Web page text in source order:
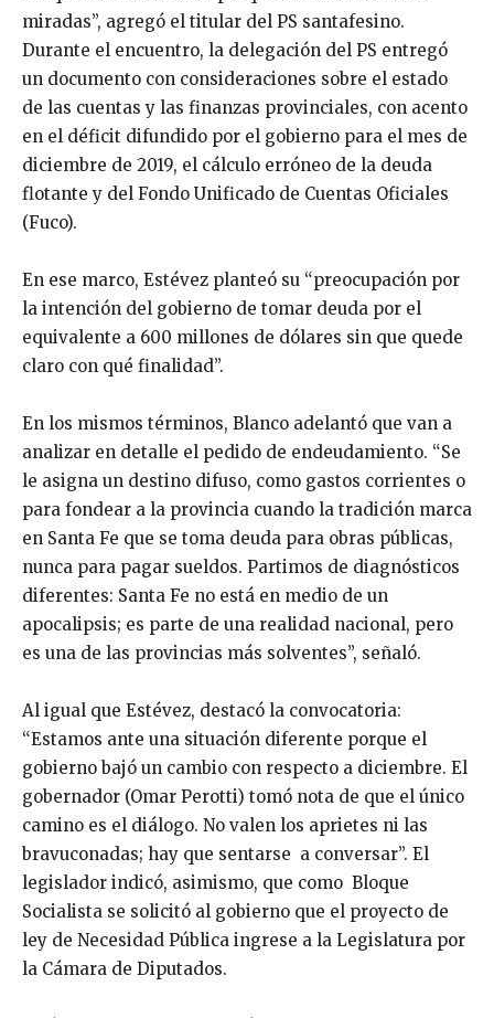
miradas”, agregó el titular del PS santafesino.
Durante el encuentro, la delegación del PS entregó
un documento con consideraciones sobre el estado
de las cuentas y las finanzas provinciales, con acento
en el déficit difundido por el gobierno para el mes de
diciembre de 2019, el cálculo erróneo de la deuda
flotante y del Fondo Unificado de Cuentas Oficiales
(Fuco).
En ese marco, Estévez planteó su “preocupación por
la intención del gobierno de tomar deuda por el
equivalente a 600 millones de dólares sin que quede
claro con qué finalidad”.
En los mismos términos, Blanco adelantó que van a
analizar en detalle el pedido de endeudamiento. “Se
le asigna un destino difuso, como gastos corrientes o
para fondear a la provincia cuando la tradición marca
en Santa Fe que se toma deuda para obras públicas,
nunca para pagar sueldos. Partimos de diagnósticos
diferentes: Santa Fe no está en medio de un
apocalipsis; es parte de una realidad nacional, pero
es una de las provincias más solventes”, señaló.
Al igual que Estévez, destacó la convocatoria:
“Estamos ante una situación diferente porque el
gobierno bajó un cambio con respecto a diciembre. El
gobernador (Omar Perotti) tomó nota de que el único
camino es el diálogo. No valen los aprietes ni las
bravuconadas; hay que sentarse a conversar”. El
legislador indicó, asimismo, que como Bloque
Socialista se solicitó al gobierno que el proyecto de
ley de Necesidad Pública ingrese a la Legislatura por
la Cámara de Diputados.